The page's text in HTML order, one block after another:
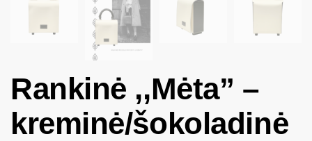
Rankinė ,,Mėta” –
kreminė/šokoladinė